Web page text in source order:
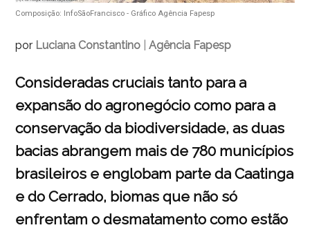
Composição: InfoSãoFrancisco - Gráfico Agência Fapesp
por Luciana Constantino Agência Fapesp
Consideradas cruciais tanto para a
expansão do agronegócio como para a
conservação da biodiversidade, as duas
bacias abrangem mais de 780 municípios
brasileiros e englobam parte da Caatinga
e do Cerrado, biomas que não só
enfrentam o desmatamento como estão